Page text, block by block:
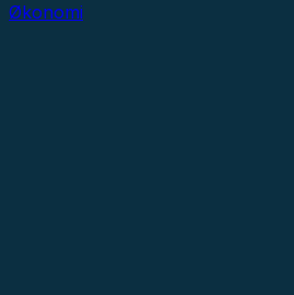
Økonomi